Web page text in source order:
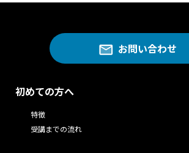
初めての方へ
特徴
受講までの流れ
お問い合わせ